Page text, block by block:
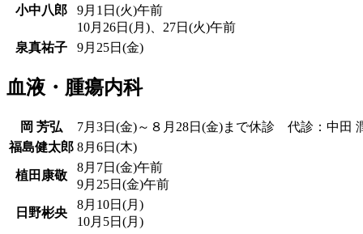
小中八郎
9月1日(火)午前
10月26日(月)、27日(火)午前
泉真祐子
9月25日(金)
血液・腫瘍内科
岡 芳弘
7月3日(金)～８月28日(金)まで休診 代診：中田
福島健太郎 8月6日(木)
植田康敬
8月7日(金)午前
9月25日(金)午前
日野彬央
8月10日(月)
10月5日(月)